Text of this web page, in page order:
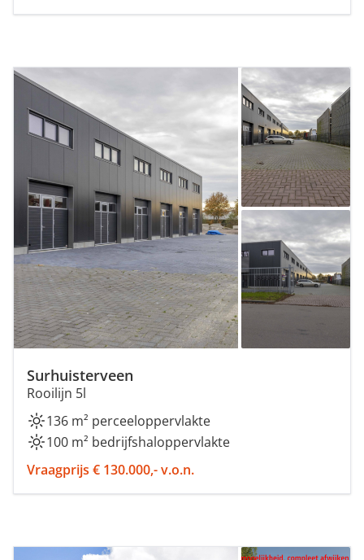
Surhuisterveen
Rooilijn 5l
136 m² perceeloppervlakte
100 m² bedrijfshaloppervlakte
Vraagprijs € 130.000,- v.o.n.